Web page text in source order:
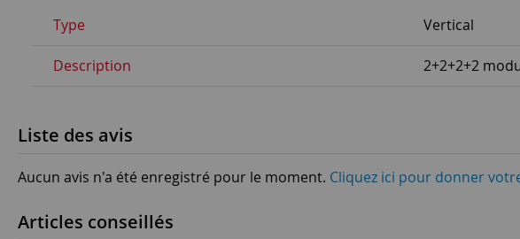
Type Vertical
Description 2+2+2+2
Liste des avis
Aucun avis n'a été enregistré pour le moment. Cliquez ici pour donner
Articles conseillés